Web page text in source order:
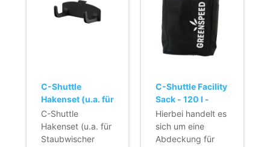
C-Shuttle
Hakenset (u.a. für
Staubwischer
oder
Sicherheitsbestimmungen)
C-Shuttle
Hakenset (u.a. für
Staubwischer
C-Shuttle Facility
Sack - 120 l -
SCHWARZ
Hierbei handelt es
sich um eine
Abdeckung für